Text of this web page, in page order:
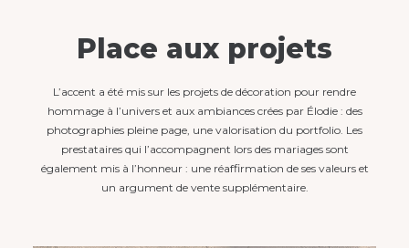
Place aux projets
L’accent a été mis sur les projets de décoration pour rendre
hommage à l’univers et aux ambiances crées par Élodie : des
photographies pleine page, une valorisation du portfolio. Les
prestataires qui l’accompagnent lors des mariages sont
également mis à l’honneur : une réaffirmation de ses valeurs et
un argument de vente supplémentaire.